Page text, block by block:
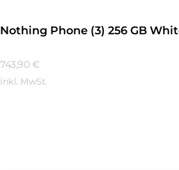
Nothing Phone (3) 256 GB
743,90 €
inkl. MwSt.